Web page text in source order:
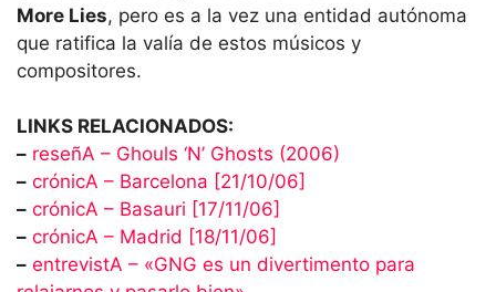
More Lies, pero es a la vez una entidad autónoma
que ratifica la valía de estos músicos y
compositores.
LINKS RELACIONADOS:
– reseñA – Ghouls ‘N’ Ghosts (2006)
– crónicA – Barcelona [21/10/06]
– crónicA – Basauri [17/11/06]
– crónicA – Madrid [18/11/06]
– entrevistA – «GNG es un divertimento para